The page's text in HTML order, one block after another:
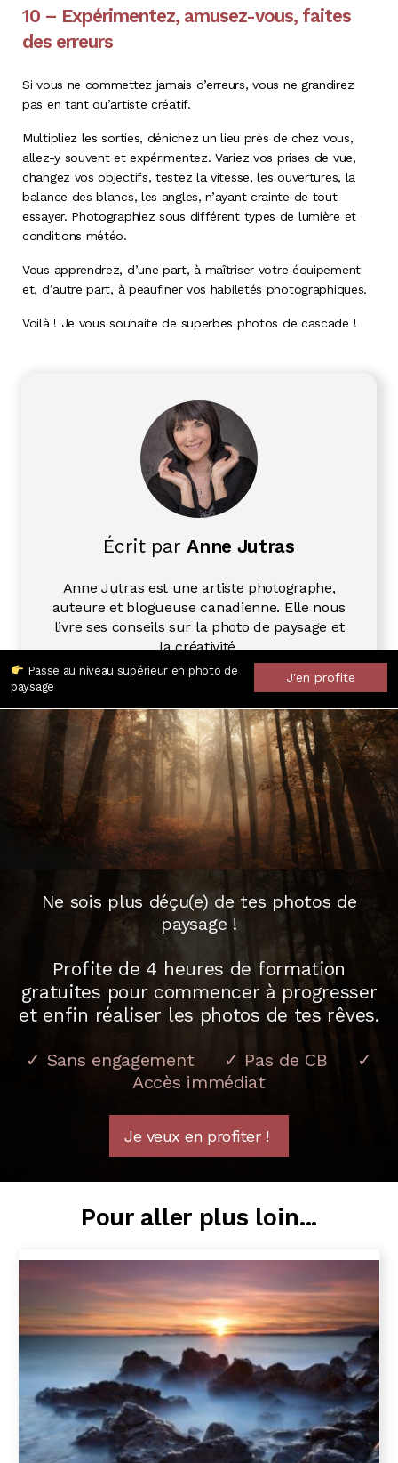
Passe au niveau supérieur en photo de
paysage
J'en profite
10 – Expérimentez, amusez-vous, faites
des erreurs
Si vous ne commettez jamais d’erreurs, vous ne grandirez
pas en tant qu’artiste créatif.
Multipliez les sorties, dénichez un lieu près de chez vous,
allez-y souvent et expérimentez. Variez vos prises de vue,
changez vos objectifs, testez la vitesse, les ouvertures, la
balance des blancs, les angles, n’ayant crainte de tout
essayer. Photographiez sous différent types de lumière et
conditions météo.
Vous apprendrez, d’une part, à maîtriser votre équipement
et, d’autre part, à peaufiner vos habiletés photographiques.
Voilà ! Je vous souhaite de superbes photos de cascade !
Écrit parAnne Jutras
Anne Jutras est une artiste photographe,
auteure et blogueuse canadienne. Elle nous
livre ses conseils sur la photo de paysage et
la créativité.
Ne sois plus déçu(e) de tes photos de
paysage !
Profite de 4 heures de formation
gratuites pour commencer à progresser
et enfin réaliser les photos de tes rêves.
✓ Sans engagement ✓ Pas de CB ✓
Accès immédiat
Je veux en profiter !
Pour aller plus loin...